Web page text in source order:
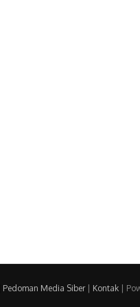
Pedoman Media Siber| Kontak |